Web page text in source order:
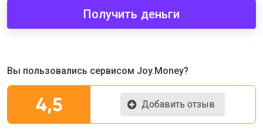
Получить деньги
Вы пользовались сервисом Joy.Money?
4,5 Добавить отзыв